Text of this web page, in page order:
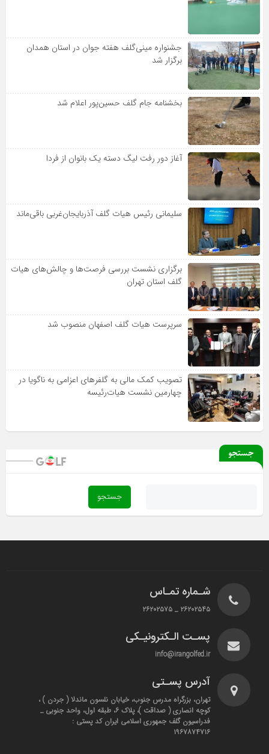
جشنواره مینی‌گلف هفته جوان در استان همدان
برگزار شد
بخشنامه جام گلف حسین‌پور اعلام شد
آغاز دور رفت لیگ دسته یک بانوان از فردا
سلیمانی رئیس هیات گلف آذربایجان‌غربی باقی‌ماند
برگزاری نشست بررسی فرصت‌ها و چالش‌های هیات
گلف استان تهران
سرپرست هیات گلف اصفهان منصوب شد
تصویب کمک مالی به گلفرهای اعزامی به ناگویا در
چهارمین نشست هیات‌رئیسه
جستجو
شـماره تمـاس
۲۶۲۰۲۵۴۵ _ ۲۶۲۰۲۵۷۵
پسـت الـکترونیـکی
info@irangolfed.ir
آدرس پسـتی
تهران، بزرگراه مدرس جنوب، خیابان نلسون ماندلا ( جردن ) ،
کوچه انصاری ( صداقت )، پلاک ۶، طبقه اول، واحد جنوبی _
فدراسیون گلف جمهوری اسلامی ایران کد پستی :
۱۹۶۷۸۷۴۷۱۶